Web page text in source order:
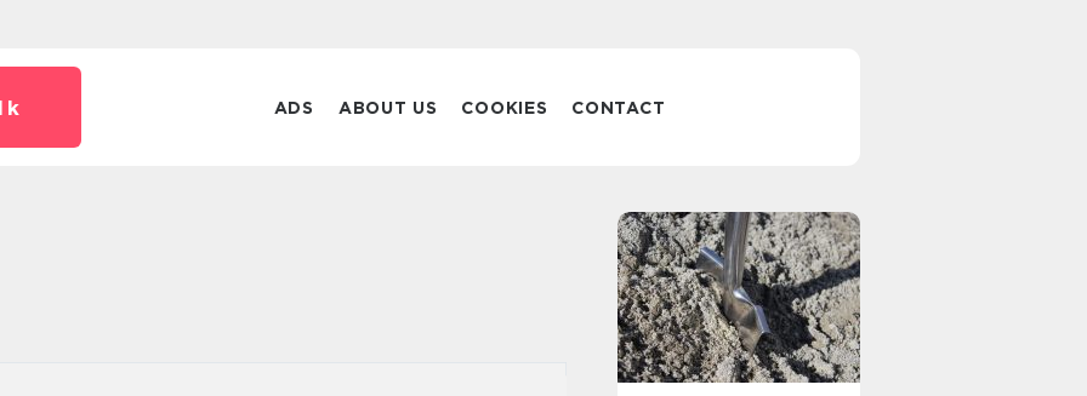
ADS ABOUT US COOKIES CONTACT